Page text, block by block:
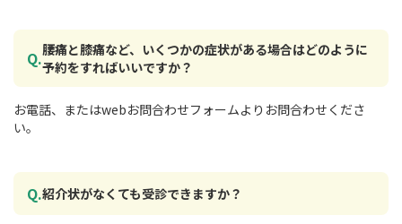
腰痛と膝痛など、いくつかの症状がある場合はどのように
予約をすればいいですか？
お電話、またはwebお問合わせフォームよりお問合わせくださ
い。
紹介状がなくても受診できますか？